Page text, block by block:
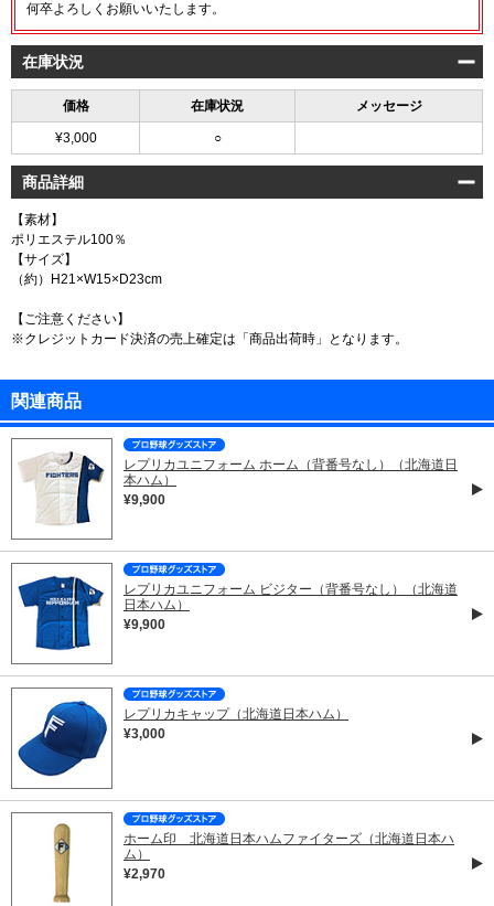
何卒よろしくお願いいたします。
在庫状況
価格 在庫状況 メッセージ
¥3,000 ○
商品詳細
【素材】
ポリエステル100％
【サイズ】
（約）H21×W15×D23cm
【ご注意ください】
※クレジットカード決済の売上確定は「商品出荷時」となります。
関連商品
レプリカユニフォーム ホーム（背番号なし）（北海道日
本ハム）
¥9,900
レプリカユニフォーム ビジター（背番号なし）（北海道
日本ハム）
¥9,900
レプリカキャップ（北海道日本ハム）
¥3,000
ホーム印 北海道日本ハムファイターズ（北海道日本ハ
ム）
¥2,970